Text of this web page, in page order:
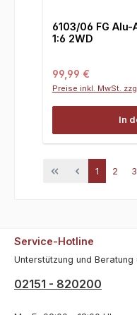
6103/06 FG
1:6 2WD
Regulärer Preis:
99,99 €
Preise inkl. MwSt.
In
Seite
1 Seite
2 3
Service-Hotline
Unterstützung und Beratung
02151 - 820200